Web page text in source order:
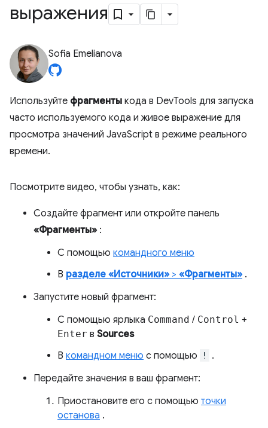
выражения
Sofia Emelianova
Используйте фрагменты кода в DevTools для запуска
часто используемого кода и живое выражение для
просмотра значений JavaScript в режиме реального
времени.
Посмотрите видео, чтобы узнать, как:
Создайте фрагмент или откройте панель
«Фрагменты» :
С помощью командного меню
В разделе «Источники» > «Фрагменты» .
Запустите новый фрагмент:
С помощью ярлыка Command / Control +
Enter в Sources
В командном меню с помощью !
.
Передайте значения в ваш фрагмент:
Приостановите его с помощью точки
останова .